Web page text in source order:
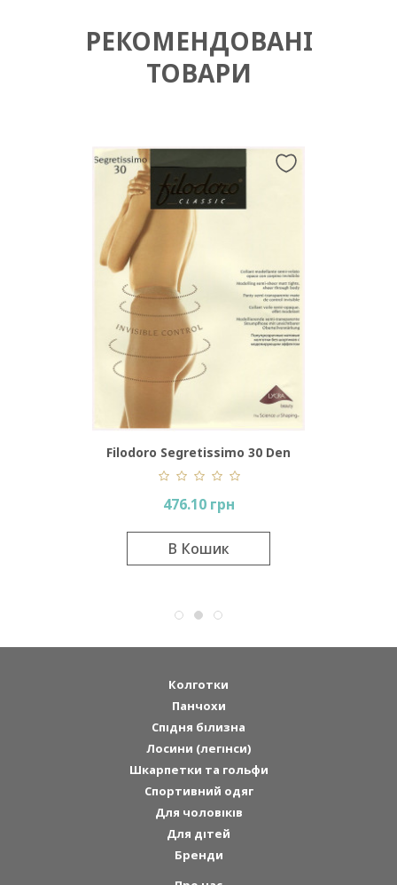
РЕКОМЕНДОВАНІ
ТОВАРИ
Filodoro Segretissimo 30 Den
476.10 грн
В Кошик
Колготки
Панчохи
Спідня білизна
Лосини (легінси)
Шкарпетки та гольфи
Спортивний одяг
Для чоловіків
Для дітей
Бренди